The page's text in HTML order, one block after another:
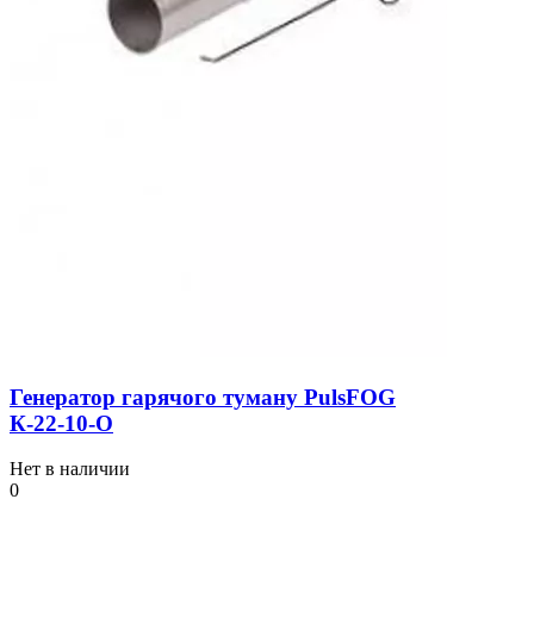
Генератор гарячого туману PulsFOG
К-22-10-О
Нет в наличии
0